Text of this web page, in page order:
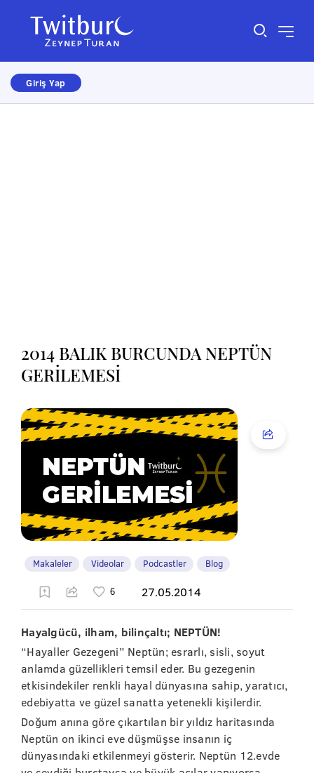
Giriş Yap
2014 BALIK BURCUNDA NEPTÜN
GERİLEMESİ
Makaleler Videolar Podcastler Blog
27.05.2014
Hayalgücü, ilham, bilinçaltı; NEPTÜN!
“Hayaller Gezegeni” Neptün; esrarlı, sisli, soyut
anlamda güzellikleri temsil eder. Bu gezegenin
etkisindekiler renkli hayal dünyasına sahip, yaratıcı,
edebiyatta ve güzel sanatta yetenekli kişilerdir.
Doğum anına göre çıkartılan bir yıldız haritasında
Neptün on ikinci eve düşmüşse insanın iç
dünyasındaki etkilenmeyi gösterir. Neptün 12.evde